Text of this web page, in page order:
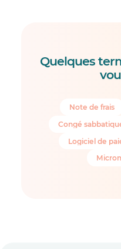
Quelques
Note de frais
Congé
Logiciel de